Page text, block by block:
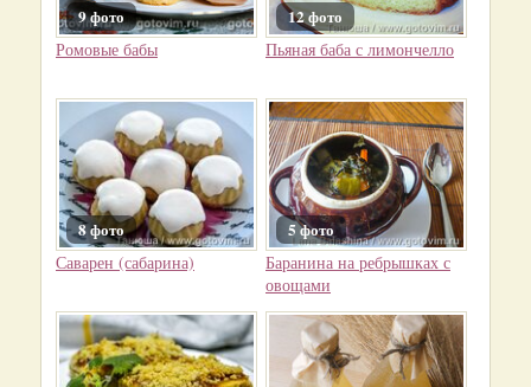
9 фото
Ромовые бабы
12 фото
Пьяная баба с лимончелло
8 фото
Саварен (сабарина)
5 фото
Баранина на ребрышках с
овощами